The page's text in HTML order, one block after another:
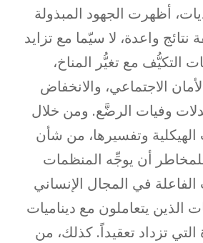
أظهرت الجهود المبذولة
نتائج واعدة، لا سيّما مع تزايد
التكيُّف مع تغيُّر المناخ،
الاجتماعي، والانخفاض
وفيات الرضَّع. ومن خلال
الهيكلية وتفسيرها، من شأن
أن يوجِّه المنظمات
الفاعلة في المجال الإنساني
الذين يتعاملون مع ديناميات
التي تزداد تعقيداً. كذلك، من